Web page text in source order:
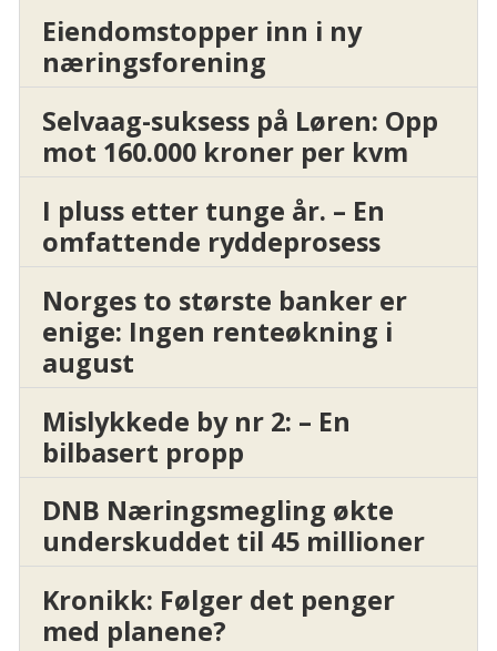
Eiendomstopper inn i ny
næringsforening
Selvaag-suksess på Løren: Opp
mot 160.000 kroner per kvm
I pluss etter tunge år. – En
omfattende ryddeprosess
Norges to største banker er
enige: Ingen renteøkning i
august
Mislykkede by nr 2: – En
bilbasert propp
DNB Næringsmegling økte
underskuddet til 45 millioner
Kronikk: Følger det penger
med planene?